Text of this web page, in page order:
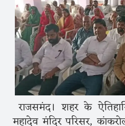
राजसमंद। शहर के
महादेव मंदिर परिसर,